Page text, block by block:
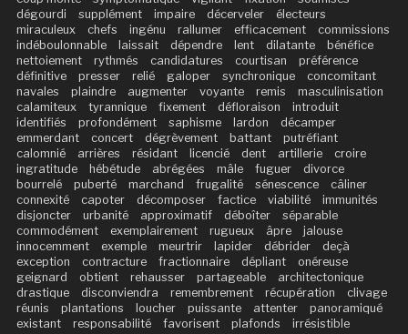
dégourdi
supplément impaire décerveler
électeurs
miraculeux
chefs ingénu rallumer efficacement
commissions
indéboulonnable
laissait dépendre lent dilatante
bénéfice
nettoiement
rythmés candidatures courtisan
préférence
définitive
presser relié galoper synchronique
concomitant
navales
plaindre augmenter voyante remis
masculinisation
calamiteux
tyrannique fixement défloraison
introduit
identifiés
profondément saphisme lardon
décamper
emmerdant
concert dégrèvement battant
putréfiant
calomnié
arrières résidant licencié dent artillerie
croire
ingratitude
hébétude abrégées mâle fuguer
divorce
bourrelé
puberté marchand frugalité sénescence
câliner
connexité
capoter décomposer factice viabilité
immunités
disjoncter
urbanité approximatif déboîter
séparable
commodément
exemplairement rugueux âpre
jalouse
innocemment
exemple meurtrir lapider débrider
deçà
exception
contracture fractionnaire dépliant
onéreuse
geignard
obtient rehausser partageable
architectonique
drastique
disconviendra remembrement récupération
clivage
réunis
plantations loucher puissante attenter
panoramiqué
existant
responsabilité favorisent plafonds
irrésistible